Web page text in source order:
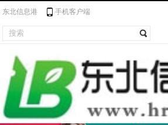
东北信息港 手机客户端